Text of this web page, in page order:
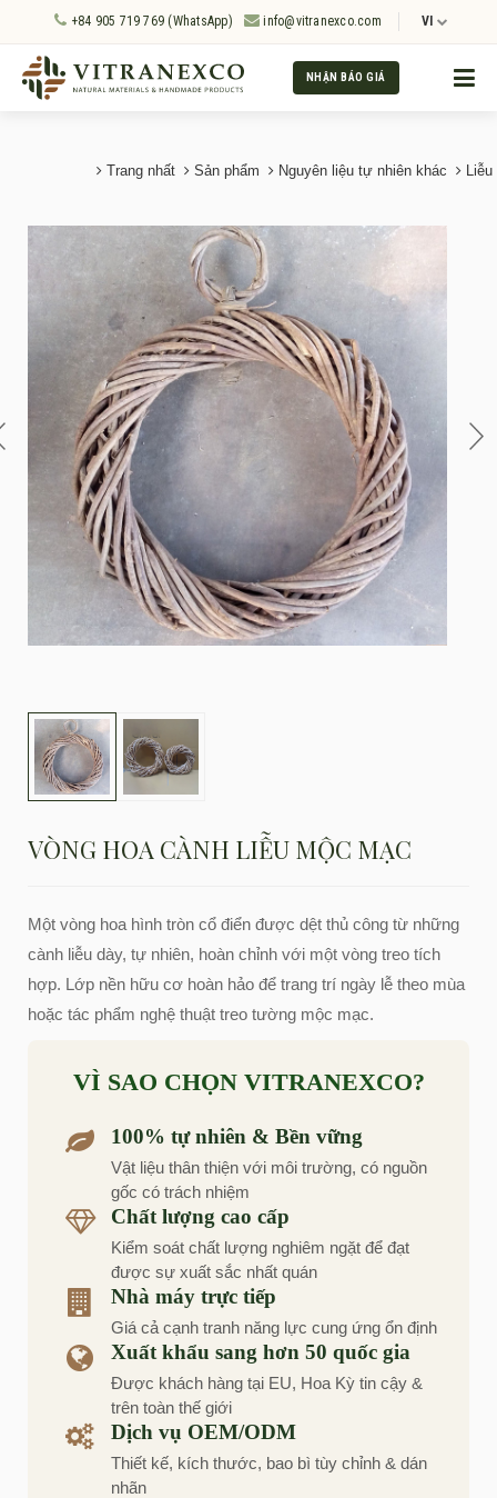
+84 905 719 769 (WhatsApp) info@vitranexco.com VI
NHẬN BÁO GIÁ
Trang nhất Sản phẩm Nguyên liệu tự nhiên khác Liễu
VÒNG HOA CÀNH LIỄU MỘC MẠC
Một vòng hoa hình tròn cổ điển được dệt thủ công từ những
cành liễu dày, tự nhiên, hoàn chỉnh với một vòng treo tích
hợp. Lớp nền hữu cơ hoàn hảo để trang trí ngày lễ theo mùa
hoặc tác phẩm nghệ thuật treo tường mộc mạc.
VÌ SAO CHỌN VITRANEXCO?
100% tự nhiên & Bền vững
Vật liệu thân thiện với môi trường, có nguồn
gốc có trách nhiệm
Chất lượng cao cấp
Kiểm soát chất lượng nghiêm ngặt để đạt
được sự xuất sắc nhất quán
Nhà máy trực tiếp
Giá cả cạnh tranh năng lực cung ứng ổn định
Xuất khẩu sang hơn 50 quốc gia
Được khách hàng tại EU, Hoa Kỳ tin cậy &
trên toàn thế giới
Dịch vụ OEM/ODM
Thiết kế, kích thước, bao bì tùy chỉnh & dán
nhãn